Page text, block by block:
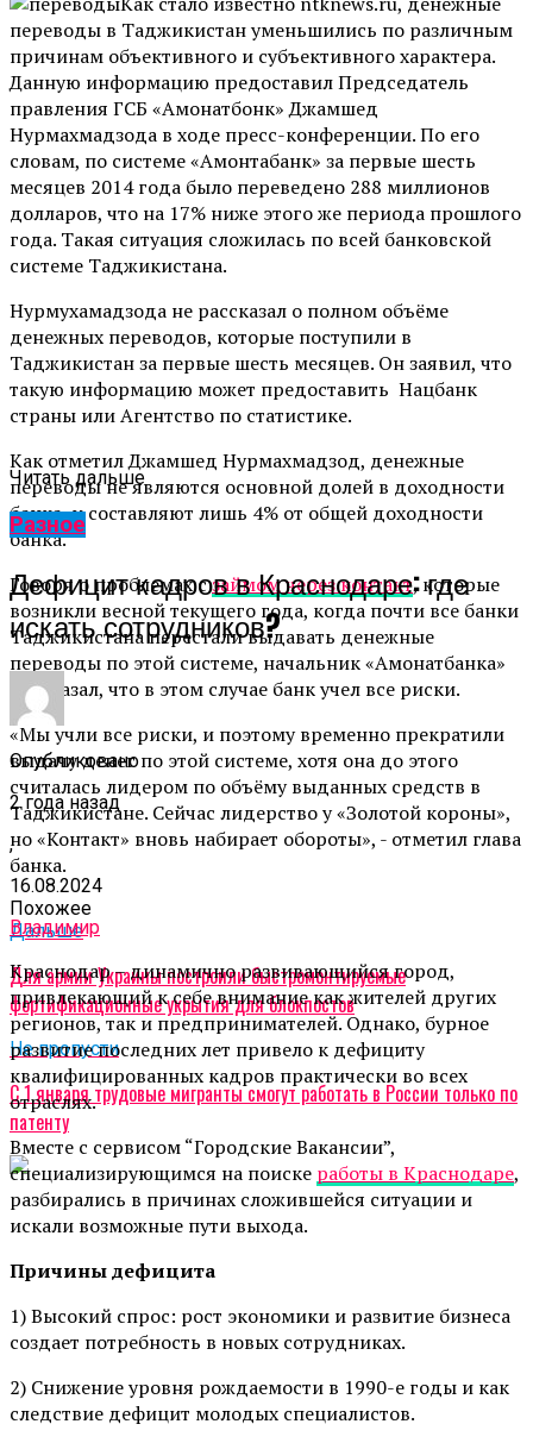
переводы в Таджикистан уменьшились по различным
причинам объективного и субъективного характера.
Данную информацию предоставил Председатель
правления ГСБ «Амонатбонк» Джамшед
Нурмахмадзода в ходе пресс-конференции. По его
словам, по системе «Амонтабанк» за первые шесть
месяцев 2014 года было переведено 288 миллионов
долларов, что на 17% ниже этого же периода прошлого
года. Такая ситуация сложилась по всей банковской
системе Таджикистана.
Нурмухамадзода не рассказал о полном объёме
денежных переводов, которые поступили в
Таджикистан за первые шесть месяцев. Он заявил, что
такую информацию может предоставить Нацбанк
страны или Агентство по статистике.
Как отметил Джамшед Нурмахмадзод, денежные
переводы не являются основной долей в доходности
банка, и составляют лишь 4% от общей доходности
банка.
Говоря о проблемах сзаймом через контакт, которые
возникли весной текущего года, когда почти все банки
Таджикистана перестали выдавать денежные
переводы по этой системе, начальник «Амонатбанка»
рассказал, что в этом случае банк учел все риски.
«Мы учли все риски, и поэтому временно прекратили
выдачу денег по этой системе, хотя она до этого
считалась лидером по объёму выданных средств в
Таджикистане. Сейчас лидерство у «Золотой короны»,
но «Контакт» вновь набирает обороты», - отметил глава
банка.
Похожее
Дальше
Для армии Украины построили быстромонтируемые
фортификационные укрытия для блокпостов
Не пропусти
С 1 января трудовые мигранты смогут работать в России только по
патенту
Читать дальше
Разное
Дефицит кадров в Краснодаре: где
искать сотрудников?
Опубликовано
2 года назад
,
16.08.2024
Владимир
Краснодар – динамично развивающийся город,
привлекающий к себе внимание как жителей других
регионов, так и предпринимателей. Однако, бурное
развитие последних лет привело к дефициту
квалифицированных кадров практически во всех
отраслях.
Вместе с сервисом “Городские Вакансии”,
специализирующимся на поиске работы в Краснодаре,
разбирались в причинах сложившейся ситуации и
искали возможные пути выхода.
Причины дефицита
1) Высокий спрос: рост экономики и развитие бизнеса
создает потребность в новых сотрудниках.
2) Снижение уровня рождаемости в 1990-е годы и как
следствие дефицит молодых специалистов.